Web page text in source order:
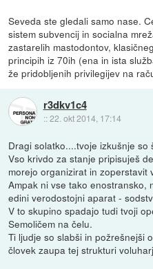
Seveda ste gledali samo nase.
sistem subvencij in socialna
zastarelih mastodontov,
principih iz 70ih (ena in ista
že pridobljenih privilegijev na
r3dkv1c4
::22. okt 2014, 17:14
Dragi solatko....tvoje izkušnje so
Vso krivdo za stanje pripisuješ
morejo organizirat in zoperstavit
Ampak ni vse tako enostransko,
edini verodostojni aparat -
V to skupino spadajo tudi tvoji
Semoličem na čelu.
Ti ljudje so slabši in požrešnejši
človek zaupa tej strukturi